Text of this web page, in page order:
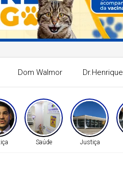
Dom Walmor Dr.Henrique
Saúde Justiça